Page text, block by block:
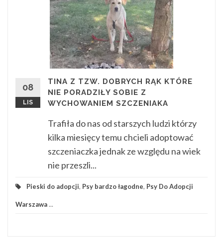
08
LIS
TINA Z TZW. DOBRYCH RĄK KTÓRE
NIE PORADZIŁY SOBIE Z
WYCHOWANIEM SZCZENIAKA
Trafiła do nas od starszych ludzi którzy
kilka miesięcy temu chcieli adoptować
szczeniaczka jednak ze względu na wiek
nie przeszli...
Pieski do adopcji, Psy bardzo łagodne, Psy Do Adopcji
Warszawa...